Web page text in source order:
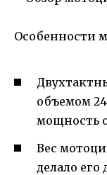
Особенности
объемом
мощность
Вес
делало его